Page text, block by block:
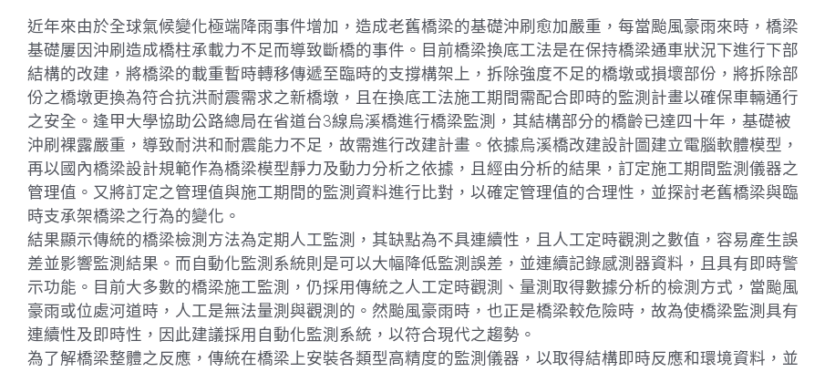
近年來由於全球氣候變化極端降雨事件增加，造成老舊橋梁的基礎沖刷愈加嚴重，每當颱風豪雨來時，橋梁
基礎屢因沖刷造成橋柱承載力不足而導致斷橋的事件。目前橋梁換底工法是在保持橋梁通車狀況下進行下部
結構的改建，將橋梁的載重暫時轉移傳遞至臨時的支撐構架上，拆除強度不足的橋墩或損壞部份，將拆除部
份之橋墩更換為符合抗洪耐震需求之新橋墩，且在換底工法施工期間需配合即時的監測計畫以確保車輛通行
之安全。逢甲大學協助公路總局在省道台3線烏溪橋進行橋梁監測，其結構部分的橋齡已達四十年，基礎被
沖刷裸露嚴重，導致耐洪和耐震能力不足，故需進行改建計畫。依據烏溪橋改建設計圖建立電腦軟體模型，
再以國內橋梁設計規範作為橋梁模型靜力及動力分析之依據，且經由分析的結果，訂定施工期間監測儀器之
管理值。又將訂定之管理值與施工期間的監測資料進行比對，以確定管理值的合理性，並探討老舊橋梁與臨
時支承架橋梁之行為的變化。
結果顯示傳統的橋梁檢測方法為定期人工監測，其缺點為不具連續性，且人工定時觀測之數值，容易產生誤
差並影響監測結果。而自動化監測系統則是可以大幅降低監測誤差，並連續記錄感測器資料，且具有即時警
示功能。目前大多數的橋梁施工監測，仍採用傳統之人工定時觀測、量測取得數據分析的檢測方式，當颱風
豪雨或位處河道時，人工是無法量測與觀測的。然颱風豪雨時，也正是橋梁較危險時，故為使橋梁監測具有
連續性及即時性，因此建議採用自動化監測系統，以符合現代之趨勢。
為了解橋梁整體之反應，傳統在橋梁上安裝各類型高精度的監測儀器，以取得結構即時反應和環境資料，並